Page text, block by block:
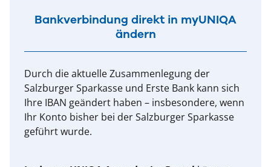
Bankverbindung direkt in myUNIQA
ändern
Durch die aktuelle Zusammenlegung der
Salzburger Sparkasse und Erste Bank kann sich
Ihre IBAN geändert haben – insbesondere, wenn
Ihr Konto bisher bei der Salzburger Sparkasse
geführt wurde.